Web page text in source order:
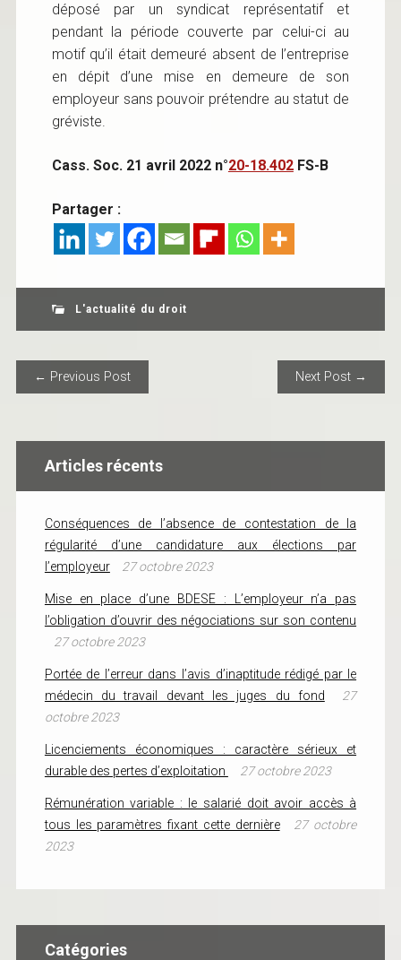
déposé par un syndicat représentatif et
pendant la période couverte par celui-ci au
motif qu’il était demeuré absent de l’entreprise
en dépit d’une mise en demeure de son
employeur sans pouvoir prétendre au statut de
gréviste.
Cass. Soc. 21 avril 2022 n°20-18.402FS-B
Partager :
L'actualité du droit
POST NAVIGATION
← Previous Post Next Post →
Articles récents
Conséquences de l’absence de contestation de la
régularité d’une candidature aux élections par
l’employeur
27 octobre 2023
Mise en place d’une BDESE : L’employeur n’a pas
l’obligation d’ouvrir des négociations sur son contenu
27 octobre 2023
Portée de l’erreur dans l’avis d’inaptitude rédigé par le
médecin du travail devant les juges du fond
27
octobre 2023
Licenciements économiques : caractère sérieux et
durable des pertes d’exploitation
27 octobre 2023
Rémunération variable : le salarié doit avoir accès à
tous les paramètres fixant cette dernière
27 octobre
2023
Catégories